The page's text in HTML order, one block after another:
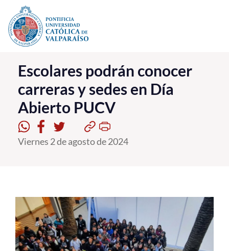
Click acá para ir directamente al contenido
La Universidad
Investigación, Creación e Innovación
PUCV Internacional
Vinculación con el Medio
Postgrado
Formación Continua
Escolares podrán conocer
carreras y sedes en Día
Abierto PUCV
Viernes 2 de agosto de 2024